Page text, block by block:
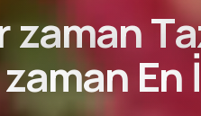
TazeHer
Enİyisi